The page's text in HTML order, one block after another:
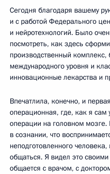
Сегодня благодаря вашему
и с работой Федерального
и нейротехнологий. Было
посмотреть, как здесь
производственный комплекс,
международного уровня и
инновационные лекарства и
Впечатлила, конечно, и
операционная, где, как я сам
операции на головном
в сознании, что
неподготовленного
общаться. Я видел это
общается с врачом, с